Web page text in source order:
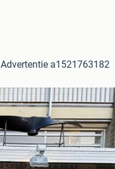
Advertentie a1521763182